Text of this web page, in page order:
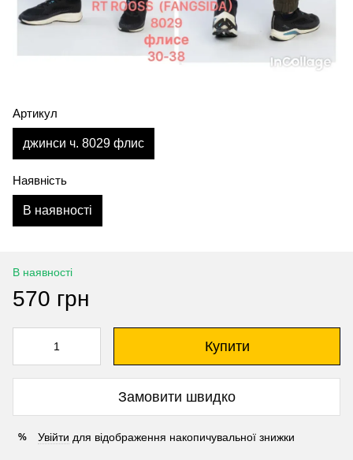
Артикул
джинси ч. 8029 флис
Наявність
В наявності
В наявності
570 грн
Купити
Замовити швидко
% Увійти для відображення накопичувальної знижки